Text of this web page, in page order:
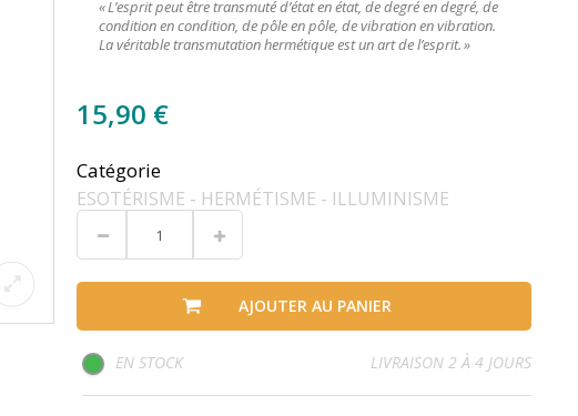
« L’esprit peut être transmuté d’état en état, de degré en degré, de
condition en condition, de pôle en pôle, de vibration en vibration.
La véritable transmutation hermétique est un art de l’esprit. »
15,90 €
Catégorie
ESOTÉRISME - HERMÉTISME - ILLUMINISME
AJOUTER AU PANIER
EN STOCK LIVRAISON 2 À 4 JOURS